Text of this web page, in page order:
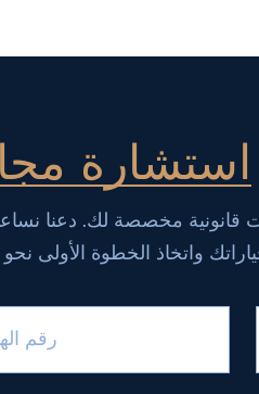
استشارة
قانونية مخصصة لك. دعنا
واتخاذ الخطوة الأولى نحو
رقم